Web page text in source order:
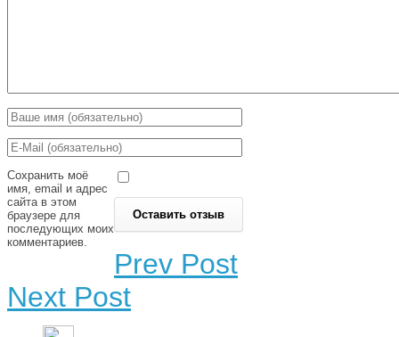
Сохранить моё
имя, email и адрес
сайта в этом
браузере для
последующих моих
комментариев.
Prev Post
Next Post